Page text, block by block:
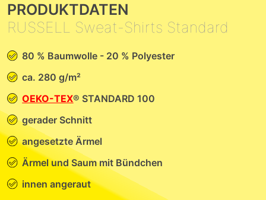
PRODUKTDATEN
RUSSELL Sweat-Shirts Standard
80 % Baumwolle - 20 % Polyester
ca. 280 g/m²
OEKO-TEX® STANDARD 100
gerader Schnitt
angesetzte Ärmel
Ärmel und Saum mit Bündchen
innen angeraut